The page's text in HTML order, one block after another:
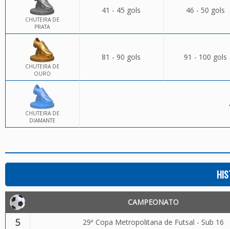
CHUTEIRA DE
PRATA
41 - 45 gols 46 - 50 gols
CHUTEIRA DE
OURO
81 - 90 gols 91 - 100 gols
CHUTEIRA DE
DIAMANTE
CAMPEONATO
5 29ª Copa Metropolitana de Futsal - Sub 16